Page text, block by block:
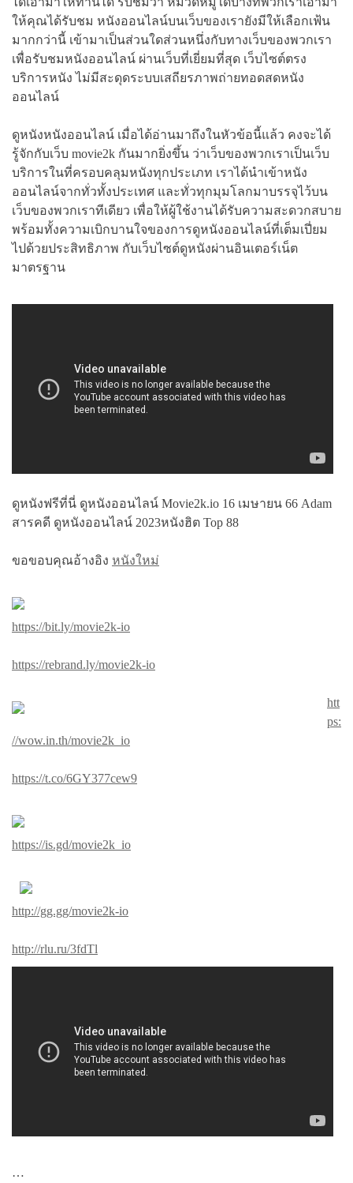
ให้คุณได้รับชม หนังออนไลน์บนเว็บของเรายังมีให้เลือกเฟ้น
มากกว่านี้ เข้ามาเป็นส่วนใดส่วนหนึ่งกับทางเว็บของพวกเรา
เพื่อรับชมหนังออนไลน์ ผ่านเว็บที่เยี่ยมที่สุด เว็บไซต์ตรง
บริการหนัง ไม่มีสะดุดระบบเสถียรภาพถ่ายทอดสดหนัง
ออนไลน์
ดูหนังหนังออนไลน์ เมื่อได้อ่านมาถึงในหัวข้อนี้แล้ว คงจะได้
รู้จักกับเว็บ movie2k กันมากยิ่งขึ้น ว่าเว็บของพวกเราเป็นเว็บ
บริการในที่ครอบคลุมหนังทุกประเภท เราได้นำเข้าหนัง
ออนไลน์จากทั่วทั้งประเทศ และทั่วทุกมุมโลกมาบรรจุไว้บน
เว็บของพวกเราทีเดียว เพื่อให้ผู้ใช้งานได้รับความสะดวกสบาย
พร้อมทั้งความเบิกบานใจของการดูหนังออนไลน์ที่เต็มเปี่ยม
ไปด้วยประสิทธิภาพ กับเว็บไซต์ดูหนังผ่านอินเตอร์เน็ต
มาตรฐาน
ดูหนังฟรีที่นี่ ดูหนังออนไลน์ Movie2k.io 16 เมษายน 66 Adam
สารคดี ดูหนังออนไลน์ 2023หนังฮิต Top 88
ขอขอบคุณอ้างอิง หนังใหม่
https://bit.ly/movie2k-io
https://rebrand.ly/movie2k-io
htt
ps:
//wow.in.th/movie2k_io
https://t.co/6GY377cew9
https://is.gd/movie2k_io
http://gg.gg/movie2k-io
http://rlu.ru/3fdTl
…